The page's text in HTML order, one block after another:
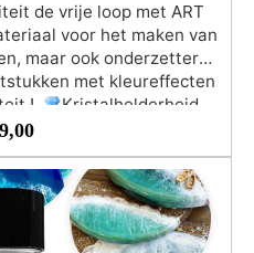
de vrije loop met ART
voor het maken van
maar ook onderzetters,
met kleureffecten
!
Kristalhelderheid
nooit tevoren! ART PRO
kristalheldere
de levensduur van uw
ontwikkeld om vergeling
zodat uw creaties